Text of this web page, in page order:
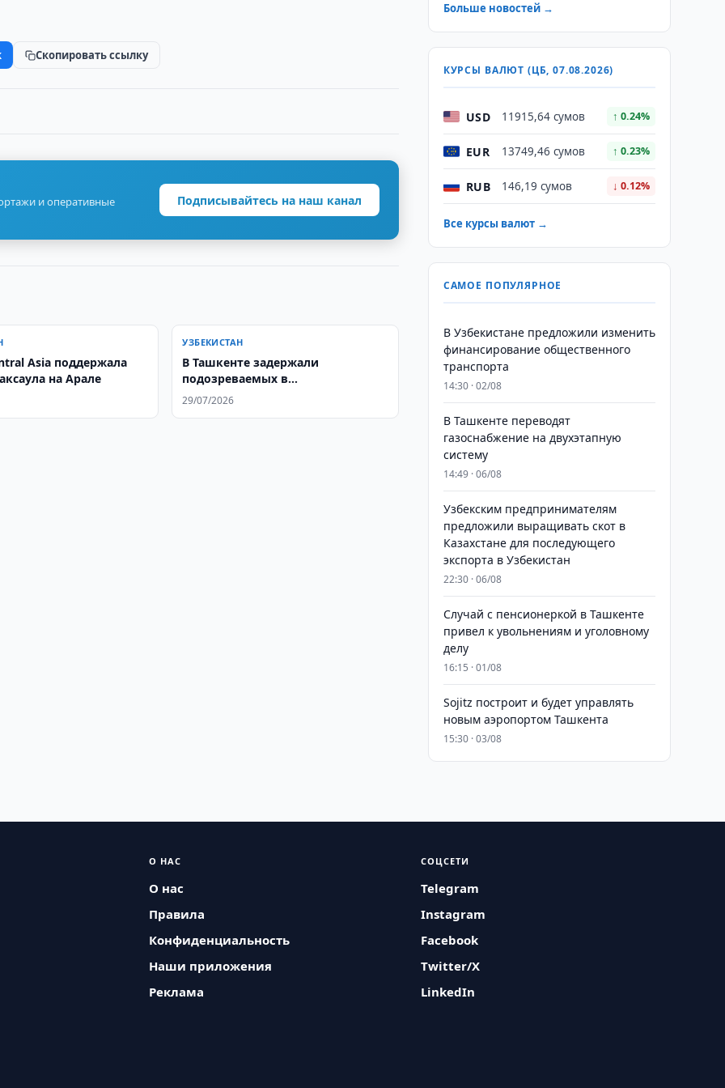
Скопировать ссылку
и оперативные Подписывайтесь на наш канал
Asia поддержала
на Арале
УЗБЕКИСТАН
В Ташкенте задержали
подозреваемых в
вымогательстве $420 тыс.
29/07/2026
Больше новостей →
КУРСЫ ВАЛЮТ (ЦБ, 07.08.2026)
USD 11915,64 сумов ↑ 0.24%
EUR 13749,46 сумов ↑ 0.23%
RUB 146,19 сумов ↓ 0.12%
Все курсы валют →
САМОЕ ПОПУЛЯРНОЕ
В Узбекистане предложили изменить
финансирование общественного
транспорта
14:30 · 02/08
В Ташкенте переводят
газоснабжение на двухэтапную
систему
14:49 · 06/08
Узбекским предпринимателям
предложили выращивать скот в
Казахстане для последующего
экспорта в Узбекистан
22:30 · 06/08
Случай с пенсионеркой в Ташкенте
привел к увольнениям и уголовному
делу
16:15 · 01/08
Sojitz построит и будет управлять
новым аэропортом Ташкента
15:30 · 03/08
О НАС
О нас
Правила
Конфиденциальность
Наши приложения
Реклама
СОЦСЕТИ
Telegram
Instagram
Facebook
Twitter/X
LinkedIn